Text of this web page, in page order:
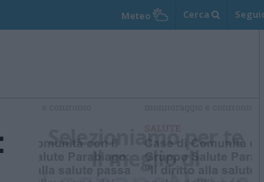
Meteo Cerca
Selezioniamo per te
Il meglio di